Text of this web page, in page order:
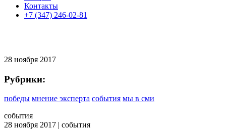
Контакты
+7 (347) 246-02-81
28 ноября 2017
Рубрики:
победы мнение эксперта события мы в сми
события
28 ноября 2017 | события